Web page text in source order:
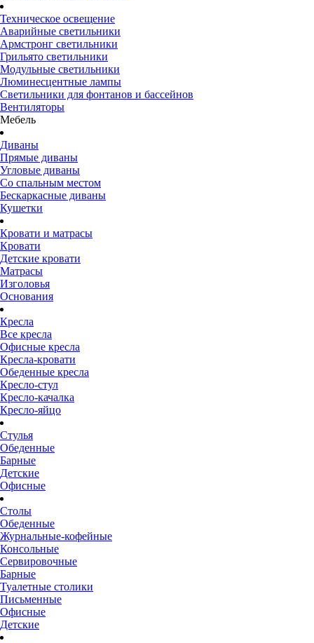
Техническое освещение
Аварийные светильники
Армстронг светильники
Грильято светильники
Модульные светильники
Люминесцентные лампы
Светильники для фонтанов и бассейнов
Вентиляторы
Мебель
Диваны
Прямые диваны
Угловые диваны
Со спальным местом
Бескаркасные диваны
Кушетки
Кровати и матрасы
Кровати
Детские кровати
Матрасы
Изголовья
Основания
Кресла
Все кресла
Офисные кресла
Кресла-кровати
Обеденные кресла
Кресло-стул
Кресло-качалка
Кресло-яйцо
Стулья
Обеденные
Барные
Детские
Офисные
Столы
Обеденные
Журнальные-кофейные
Консольные
Сервировочные
Барные
Туалетные столики
Письменные
Офисные
Детские